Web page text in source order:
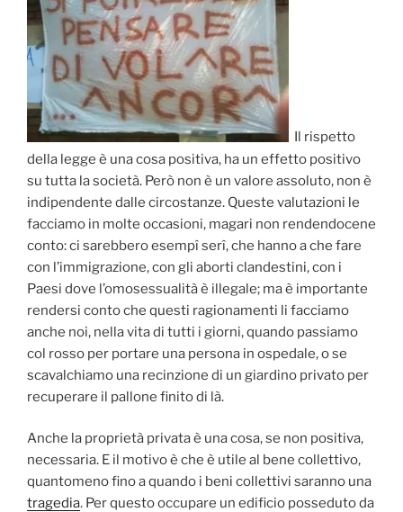
Il rispetto
della legge è una cosa positiva, ha un effetto positivo
su tutta la società. Però non è un valore assoluto, non è
indipendente dalle circostanze. Queste valutazioni le
facciamo in molte occasioni, magari non rendendocene
conto: ci sarebbero esempî serî, che hanno a che fare
con l’immigrazione, con gli aborti clandestini, con i
Paesi dove l’omosessualità è illegale; ma è importante
rendersi conto che questi ragionamenti li facciamo
anche noi, nella vita di tutti i giorni, quando passiamo
col rosso per portare una persona in ospedale, o se
scavalchiamo una recinzione di un giardino privato per
recuperare il pallone finito di là.
Anche la proprietà privata è una cosa, se non positiva,
necessaria. E il motivo è che è utile al bene collettivo,
quantomeno fino a quando i beni collettivi saranno una
tragedia. Per questo occupare un edificio posseduto da